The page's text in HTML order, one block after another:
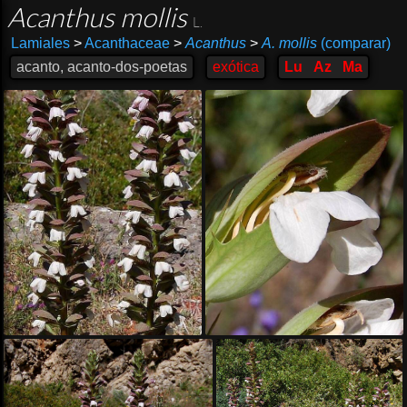
Acanthus mollis
Lamiales >Acanthaceae > Acanthus > A. mollis(comparar)
acanto, acanto-dos-poetas
exótica Lu Az Ma